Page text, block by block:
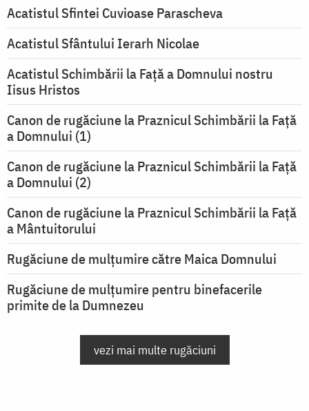
Acatistul Sfintei Cuvioase Parascheva
Acatistul Sfântului Ierarh Nicolae
Acatistul Schimbării la Faţă a Domnului nostru
Iisus Hristos
Canon de rugăciune la Praznicul Schimbării la Faţă
a Domnului (1)
Canon de rugăciune la Praznicul Schimbării la Faţă
a Domnului (2)
Canon de rugăciune la Praznicul Schimbării la Față
a Mântuitorului
Rugăciune de mulţumire către Maica Domnului
Rugăciune de mulțumire pentru binefacerile
primite de la Dumnezeu
vezi mai multe rugăciuni